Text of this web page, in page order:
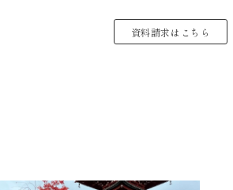
資料請求はこちら